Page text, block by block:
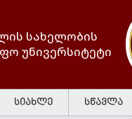
სახელობის
უნივერსიტეტი
სიახლე სწავლა